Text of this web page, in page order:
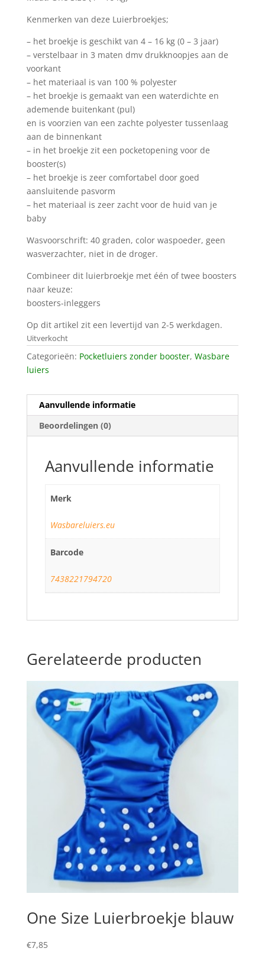
Kenmerken van deze Luierbroekjes;
– het broekje is geschikt van 4 – 16 kg (0 – 3 jaar)
– verstelbaar in 3 maten dmv drukknoopjes aan de
voorkant
– het materiaal is van 100 % polyester
– het broekje is gemaakt van een waterdichte en
ademende buitenkant (pul)
en is voorzien van een zachte polyester tussenlaag
aan de binnenkant
– in het broekje zit een pocketopening voor de
booster(s)
– het broekje is zeer comfortabel door goed
aansluitende pasvorm
– het materiaal is zeer zacht voor de huid van je
baby
Wasvoorschrift: 40 graden, color waspoeder, geen
wasverzachter, niet in de droger.
Combineer dit luierbroekje met één of twee boosters
naar keuze:
boosters-inleggers
Op dit artikel zit een levertijd van 2-5 werkdagen.
Uitverkocht
Categorieën: Pocketluiers zonder booster, Wasbare
luiers
Aanvullende informatie
Beoordelingen (0)
Aanvullende informatie
Merk
Wasbareluiers.eu
Barcode
7438221794720
Gerelateerde producten
One Size Luierbroekje blauw
€7,85